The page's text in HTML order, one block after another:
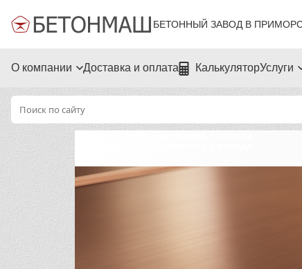
БЕТОННЫЙ ЗАВОД В
О компании Доставка и оплата КалькуляторУслуги